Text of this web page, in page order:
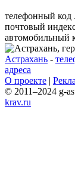
телефонный код
почтовый
автомобильный
Астрахань -
адреса
О проекте |
© 2011–2024 g-
krav.ru